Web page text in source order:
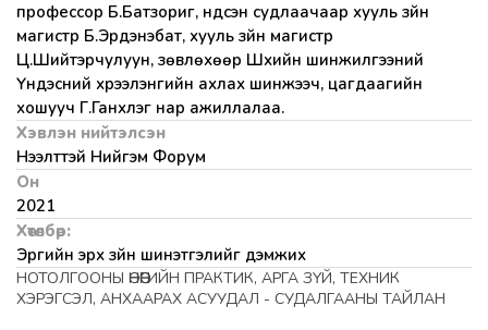
профессор Б.Батзориг, үндсэн судлаачаар хууль зүйн
магистр Б.Эрдэнэбат, хууль зүйн магистр
Ц.Шийтэрчулуун, зөвлөхөөр Шүүхийн шинжилгээний
Үндэсний хүрээлэнгийн ахлах шинжээч, цагдаагийн
хошууч Г.Ганхүлэг нар ажиллалаа.
Хэвлэн нийтэлсэн
Нээлттэй Нийгэм Форум
Он
2021
Хөтөлбөр:
Эрүүгийн эрх зүйн шинэтгэлийг дэмжих
НОТОЛГООНЫ ӨНӨӨГИЙН ПРАКТИК, АРГА ЗҮЙ, ТЕХНИК
ХЭРЭГСЭЛ, АНХААРАХ АСУУДАЛ - СУДАЛГААНЫ ТАЙЛАН